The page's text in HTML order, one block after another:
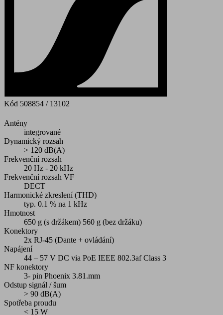
Kód 508854 / 13102
Antény
integrované
Dynamický rozsah
> 120 dB(A)
Frekvenční rozsah
20 Hz - 20 kHz
Frekvenční rozsah VF
DECT
Harmonické zkreslení (THD)
typ. 0.1 % na 1 kHz
Hmotnost
650 g (s držákem) 560 g (bez držáku)
Konektory
2x RJ-45 (Dante + ovládání)
Napájení
44 – 57 V DC via PoE IEEE 802.3af Class 3
NF konektory
3- pin Phoenix 3.81.mm
Odstup signál / šum
> 90 dB(A)
Spotřeba proudu
< 15 W